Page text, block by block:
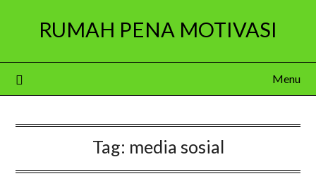
RUMAH PENA MOTIVASI
Menu
Tag: media sosial